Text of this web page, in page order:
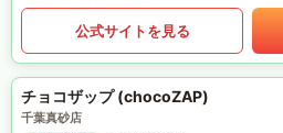
公式サイトを見る
チョコザップ (chocoZAP)
千葉真砂店